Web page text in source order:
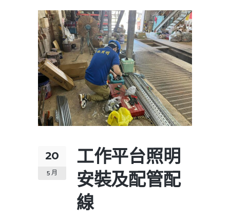
20
5 月
工作平台照明
安裝及配管配
線